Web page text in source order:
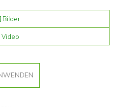
Bilder
Video